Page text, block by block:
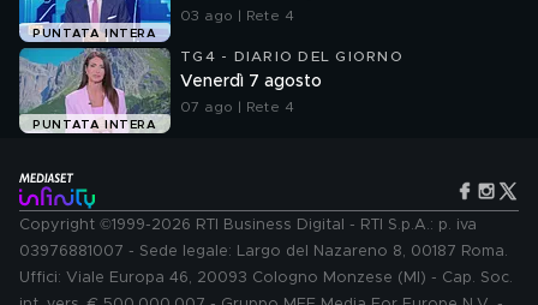
PUNTATA INTERA
03 ago | Rete 4
PUNTATA INTERA
TG4 - DIARIO DEL GIORNO
Venerdì 7 agosto
07 ago | Rete 4
Copyright ©1999-2026 RTI Business Digital - RTI S.p.A.: p. iva
03976881007 - Sede legale: Largo del Nazareno 8, 00187 Roma.
Uffici: Viale Europa 46, 20093 Cologno Monzese (MI) - Cap. Soc.